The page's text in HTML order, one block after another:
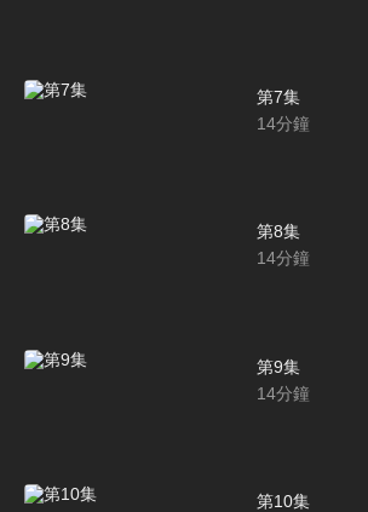
第7集
14分鐘
第8集
14分鐘
第9集
14分鐘
第10集